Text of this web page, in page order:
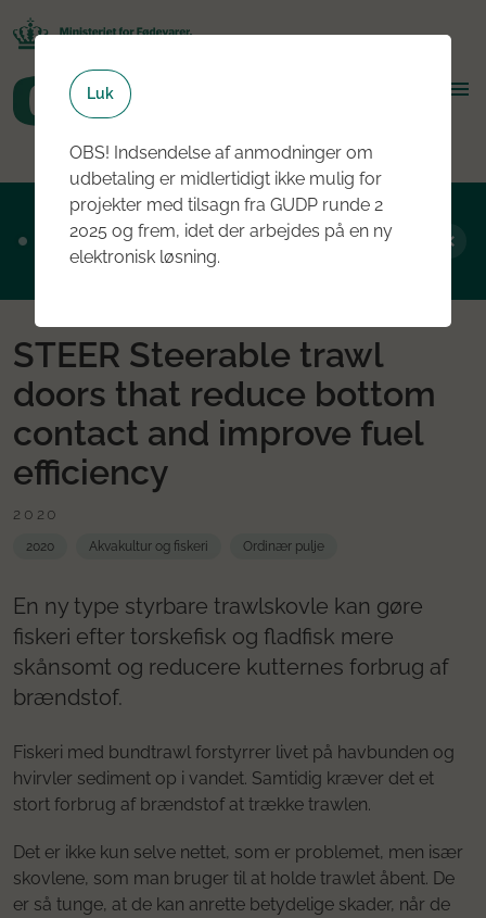
Ansøgningsrunde 2, 2026 er nu åben - læs
mere om rundens fokus her
STEER Steerable trawl
doors that reduce bottom
contact and improve fuel
efficiency
2020
2020 Akvakultur og fiskeri Ordinær pulje
En ny type styrbare trawlskovle kan gøre
fiskeri efter torskefisk og fladfisk mere
skånsomt og reducere kutternes forbrug af
brændstof.
Fiskeri med bundtrawl forstyrrer livet på havbunden og
hvirvler sediment op i vandet. Samtidig kræver det et
stort forbrug af brændstof at trække trawlen.
Det er ikke kun selve nettet, som er problemet, men især
skovlene, som man bruger til at holde trawlet åbent. De
er så tunge, at de kan anrette betydelige skader, når de
Luk
OBS! Indsendelse af anmodninger om
udbetaling er midlertidigt ikke mulig for
projekter med tilsagn fra GUDP runde 2
2025 og frem, idet der arbejdes på en ny
elektronisk løsning.